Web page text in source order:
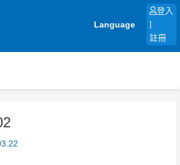
Language
登入
註冊